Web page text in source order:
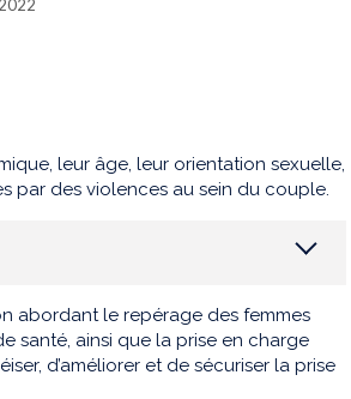
leur âge, leur orientation sexuelle,
par des violences au sein du couple.
abordant le repérage des femmes
santé, ainsi que la prise en charge
d’améliorer et de sécuriser la prise